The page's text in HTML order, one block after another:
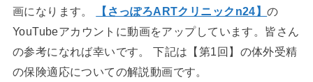
画になります。
【さっぽろARTクリニックn24】の
YouTubeアカウントに動画をアップしています。皆さん
の参考になれば幸いです。 下記は【第1回】の体外受精
の保険適応についての解説動画です。